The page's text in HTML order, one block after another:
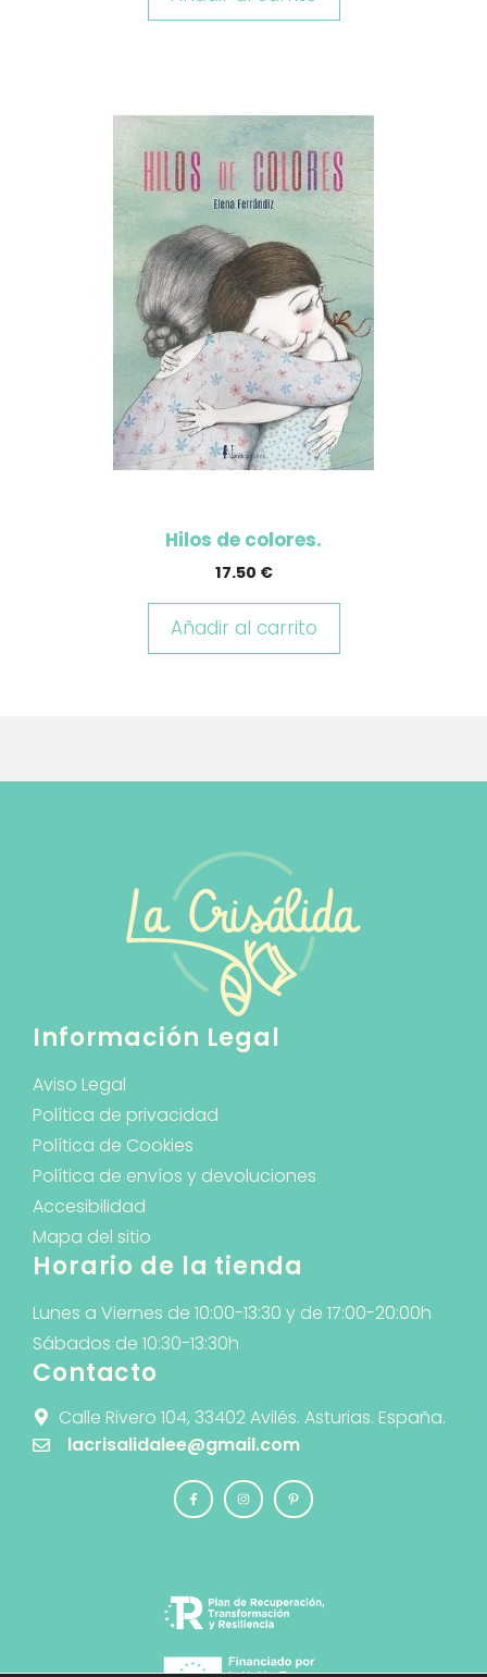
Hilos de colores.
17.50 €
Añadir al carrito
Información Legal
Aviso Legal
Política de privacidad
Política de Cookies
Política de envíos y devoluciones
Accesibilidad
Mapa del sitio
Horario de la tienda
Lunes a Viernes de 10:00-13:30 y de 17:00-20:00h
Sábados de 10:30-13:30h
Contacto
Calle Rivero 104, 33402 Avilés. Asturias. España.
lacrisalidalee@gmail.com